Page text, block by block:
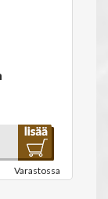
Varastossa